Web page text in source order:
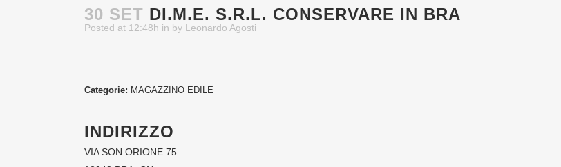
30 SET DI.M.E. S.R.L. CONSERVARE IN BRA
Posted at 12:48h in by Leonardo Agosti
Categorie: MAGAZZINO EDILE
INDIRIZZO
VIA SON ORIONE 75